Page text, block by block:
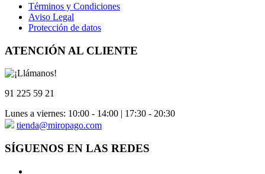
Términos y Condiciones
Aviso Legal
Protección de datos
ATENCIÓN AL CLIENTE
91 225 59 21
Lunes a viernes: 10:00 - 14:00 | 17:30 - 20:30
tienda@miropago.com
SÍGUENOS EN LAS REDES